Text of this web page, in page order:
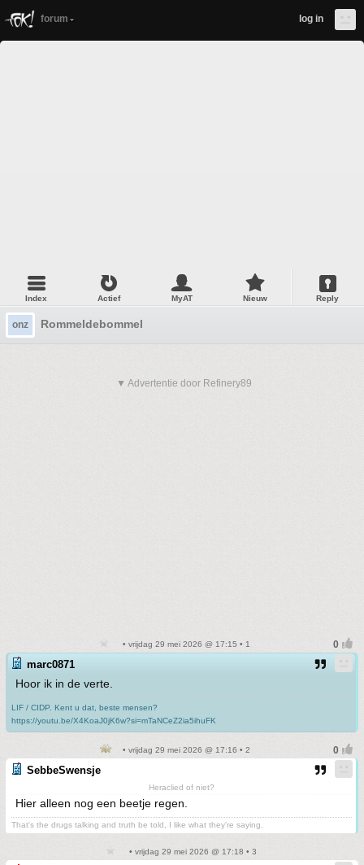
forum log in
Index Actief MyAT Nieuw Reply
onz Rommeldebommel
▼ Advertentie door Refinery89
• vrijdag 29 mei 2026 @ 17:15 • 1
marc0871
Hoor ik in de verte.
LIF / CIDP. Kent u dat, beste mensen?
https://youtu.be/X4KoaJ0jK6w?si=mTaNCeZ2ia5ihuFK
• vrijdag 29 mei 2026 @ 17:16 • 2
SebbeSwensje
Heraclied of niet?
Hier alleen nog een beetje regen.
That's the drugs talking and truth be told, I like what they're saying.
• vrijdag 29 mei 2026 @ 17:18 • 3